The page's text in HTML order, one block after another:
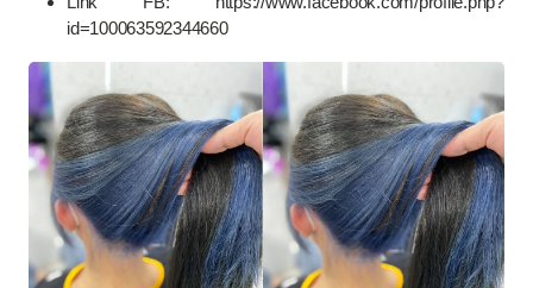
id=100063592344660